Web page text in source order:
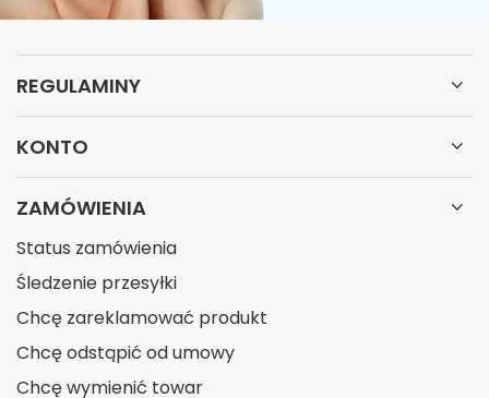
REGULAMINY
KONTO
ZAMÓWIENIA
Status zamówienia
Śledzenie przesyłki
Chcę zareklamować produkt
Chcę odstąpić od umowy
Chcę wymienić towar